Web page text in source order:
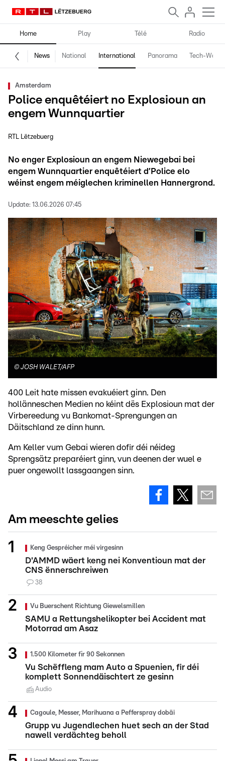
Home Play Télé Radio
News National International Panorama Tech-World
Amsterdam
Police enquêtéiert no Explosioun an
engem Wunnquartier
RTL Lëtzebuerg
No enger Explosioun an engem Niewegebai bei
engem Wunnquartier enquêtéiert d’Police elo
wéinst engem méiglechen kriminellen Hannergrond.
Update: 13.06.2026 07:45
© JOSH WALET/AFP
400 Leit hate missen evakuéiert ginn. Den
hollänneschen Medien no kéint dës Explosioun mat der
Virbereedung vu Bankomat-Sprengungen an
Däitschland ze dinn hunn.
Am Keller vum Gebai wieren dofir déi néideg
Sprengsätz preparéiert ginn, vun deenen der wuel e
puer ongewollt lassgaangen sinn.
Am meeschte gelies
Keng Gespréicher méi virgesinn
D'AMMD wäert keng nei Konventioun mat der
CNS ënnerschreiwen
38
Vu Buerschent Richtung Giewelsmillen
SAMU a Rettungshelikopter bei Accident mat
Motorrad am Asaz
1.500 Kilometer fir 90 Sekonnen
Vu Schëffleng mam Auto a Spuenien, fir déi
komplett Sonnendäischtert ze gesinn
Audio
Cagoule, Messer, Marihuana a Pefferspray dobäi
Grupp vu Jugendlechen huet sech an der Stad
nawell verdächteg beholl